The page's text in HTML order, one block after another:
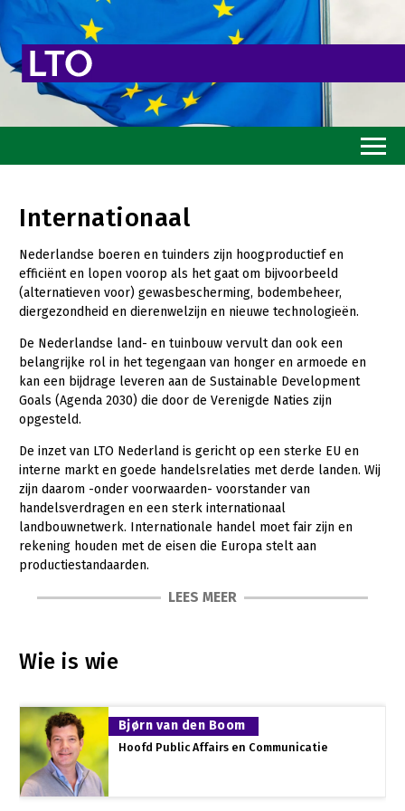
Toekomstvisie
Goed eten
Mooi groen
Transitiepaden
Thema’s
Gezonde dieren
Natuur, klimaat en energie
Bodem en water
Platteland en omgeving
Mens, ondernemerschap en onderwijs
Sectoren
Dier
Biologische Landbouw
Geitenhouderij
Plant
Akkerbouw
Multifunctionele landbouw
Internationaal
Nederlandse boeren en tuinders zijn hoogproductief en
efficiënt en lopen voorop als het gaat om bijvoorbeeld
(alternatieven voor) gewasbescherming, bodembeheer,
diergezondheid en dierenwelzijn en nieuwe technologieën.
De Nederlandse land- en tuinbouw vervult dan ook een
belangrijke rol in het tegengaan van honger en armoede en
kan een bijdrage leveren aan de Sustainable Development
Goals (Agenda 2030) die door de Verenigde Naties zijn
opgesteld.
De inzet van LTO Nederland is gericht op een sterke EU en
interne markt en goede handelsrelaties met derde landen. Wij
zijn daarom -onder voorwaarden- voorstander van
handelsverdragen en een sterk internationaal
landbouwnetwerk. Internationale handel moet fair zijn en
rekening houden met de eisen die Europa stelt aan
productiestandaarden.
LEES MEER
De Nederlandse land- en tuinbouw wordt wereldwijd geroemd
om haar kennis, expertise en innovatieve oplossingen als het
boeren en tuinders zijn hoogproductief en efficiënt en lopen
voorop als het gaat om bijvoorbeeld (alternatieven voor)
gewasbescherming, bodembeheer, diergezondheid en
dierenwelzijn en nieuwe technologieën.
Nederland is de één-na-grootste voedselexporteur ter
Wie is wie
Bjørn van den Boom
Hoofd Public Affairs en Communicatie